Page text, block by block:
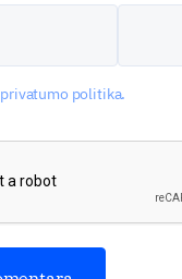
privatumo politika.